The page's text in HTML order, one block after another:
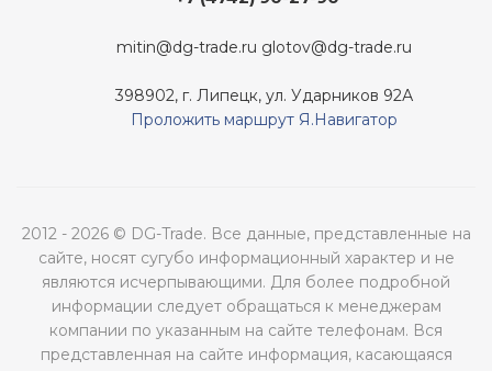
mitin@dg-trade.ru glotov@dg-trade.ru
398902, г. Липецк, ул. Ударников 92А
Проложить маршрут Я.Навигатор
2012 - 2026 © DG-Trade. Все данные, представленные на
сайте, носят сугубо информационный характер и не
являются исчерпывающими. Для более подробной
информации следует обращаться к менеджерам
компании по указанным на сайте телефонам. Вся
представленная на сайте информация, касающаяся